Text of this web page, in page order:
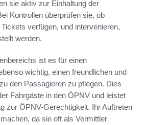
sie aktiv zur Einhaltung der
Kontrollen überprüfen sie, ob
verfügen, und intervenieren,
werden.
ist es für einen
wichtig, einen freundlichen und
den Passagieren zu pflegen. Dies
Fahrgäste in den ÖPNV und leistet
zur ÖPNV-Gerechtigkeit. Ihr Auftreten
da sie oft als Vermittler